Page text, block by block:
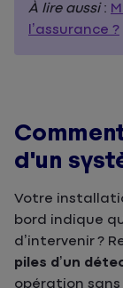
À lire aussi:
l’assurance ?
d'un
Votre
bord indique
d’intervenir ?
piles d’un
opération